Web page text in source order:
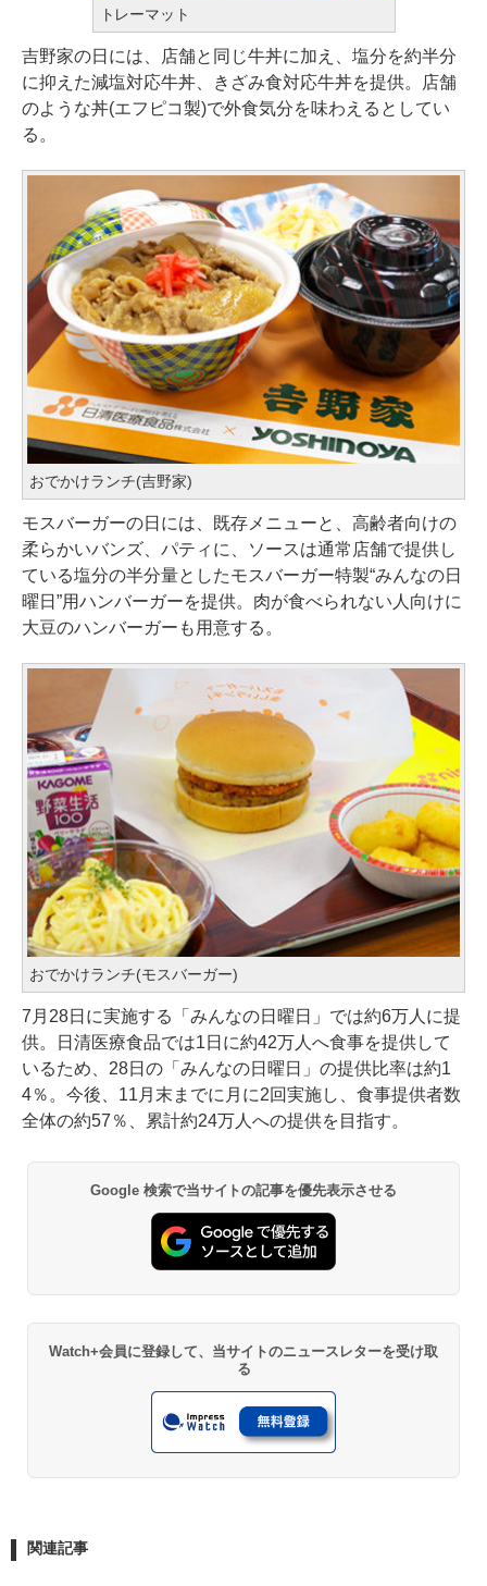
トレーマット
吉野家の日には、店舗と同じ牛丼に加え、塩分を約半分
に抑えた減塩対応牛丼、きざみ食対応牛丼を提供。店舗
のような丼(エフピコ製)で外食気分を味わえるとしてい
る。
おでかけランチ(吉野家)
モスバーガーの日には、既存メニューと、高齢者向けの
柔らかいバンズ、パティに、ソースは通常店舗で提供し
ている塩分の半分量としたモスバーガー特製“みんなの日
曜日”用ハンバーガーを提供。肉が食べられない人向けに
大豆のハンバーガーも用意する。
おでかけランチ(モスバーガー)
7月28日に実施する「みんなの日曜日」では約6万人に提
供。日清医療食品では1日に約42万人へ食事を提供して
いるため、28日の「みんなの日曜日」の提供比率は約1
4％。今後、11月末までに月に2回実施し、食事提供者数
全体の約57％、累計約24万人への提供を目指す。
Google 検索で当サイトの記事を優先表示させる
Watch+会員に登録して、当サイトのニュースレターを受け取
る
関連記事